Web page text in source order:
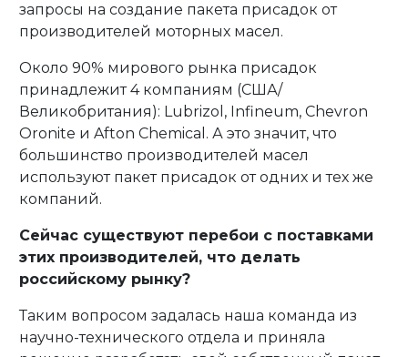
запросы на создание пакета присадок от
производителей моторных масел.
Около 90% мирового рынка присадок
принадлежит 4 компаниям (США/
Великобритания): Lubrizol, Infineum, Chevron
Oronite и Afton Chemical. А это значит, что
большинство производителей масел
используют пакет присадок от одних и тех же
компаний.
Сейчас существуют перебои с поставками
этих производителей, что делать
российскому рынку?
Таким вопросом задалась наша команда из
научно-технического отдела и приняла